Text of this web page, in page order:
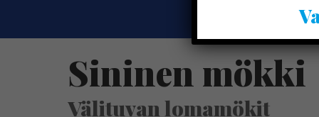
Sininen mökki
Välituvan lomamökit